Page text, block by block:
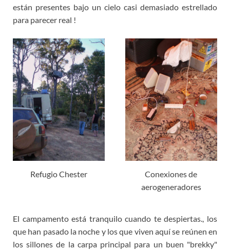
están presentes bajo un cielo casi demasiado estrellado
para parecer real !
Refugio Chester
Conexiones de
aerogeneradores
El campamento está tranquilo cuando te despiertas., los
que han pasado la noche y los que viven aquí se reúnen en
los sillones de la carpa principal para un buen "brekky"